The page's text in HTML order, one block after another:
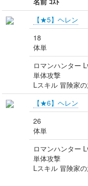
【★5】ヘレン
18
体単
ロマンハンター
単体攻撃
Lスキル 冒険家
【★6】ヘレン
26
体単
ロマンハンター
単体攻撃
Lスキル 冒険家